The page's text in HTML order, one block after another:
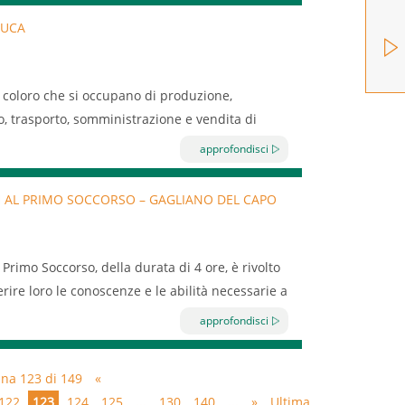
che si occupano di produzione,
trasporto, somministrazione e vendita di
e delle attrezzature
di conservazione degli alimenti
di controllo (HACCP)
approfondisci
PRIMO SOCCORSO – GAGLIANO DEL CAPO
Soccorso, della durata di 4 ore, è rivolto
loro le conoscenze e le abilità necessarie a
e di assistenza di emergenza.approfondisci
123 di 149
«